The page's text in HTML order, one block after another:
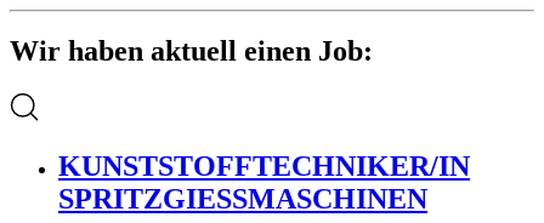
Wir haben aktuell einen Job:
KUNSTSTOFFTECHNIKER/IN
SPRITZGIESSMASCHINEN